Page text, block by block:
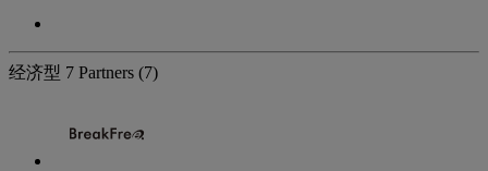
经济型 7 Partners (7)